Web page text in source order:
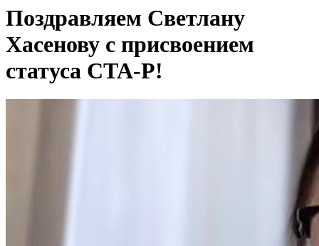
Поздравляем Светлану
Хасенову с присвоением
статуса СТА-Р!